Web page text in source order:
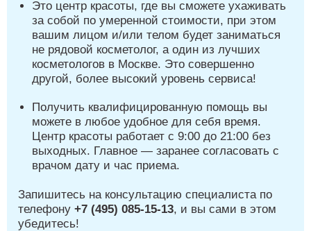
Это центр красоты, где вы сможете ухаживать
за собой по умеренной стоимости, при этом
вашим лицом и/или телом будет заниматься
не рядовой косметолог, а один из лучших
косметологов в Москве. Это совершенно
другой, более высокий уровень сервиса!
Получить квалифицированную помощь вы
можете в любое удобное для себя время.
Центр красоты работает с 9:00 до 21:00 без
выходных. Главное — заранее согласовать с
врачом дату и час приема.
Запишитесь на консультацию специалиста по
телефону +7 (495) 085-15-13, и вы сами в этом
убедитесь!